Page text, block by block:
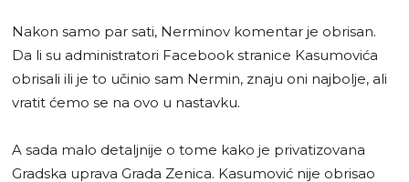
Nakon samo par sati, Nerminov komentar je obrisan.
Da li su administratori Facebook stranice Kasumovića
obrisali ili je to učinio sam Nermin, znaju oni najbolje, ali
vratit ćemo se na ovo u nastavku.
A sada malo detaljnije o tome kako je privatizovana
Gradska uprava Grada Zenica. Kasumović nije obrisao